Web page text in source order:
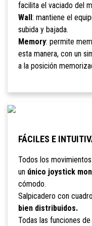
facilita el vaciado del
Wall : mantiene el
subida y bajada.
Memory: permite
esta manera, con un
a la posición
FÁCILES E
Todos los
un único joystick
cómodo.
Salpicadero con
bien distribuidos.
Todas las funciones